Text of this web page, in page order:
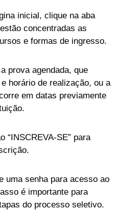
inicial, clique na aba
concentradas as
e formas de ingresso.
prova agendada, que
horário de realização, ou a
em datas previamente
“INSCREVA-SE” para
uma senha para acesso ao
é importante para
do processo seletivo.